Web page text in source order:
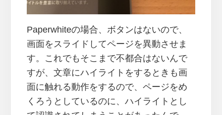
Paperwhiteの場合、ボタンはないので、
画面をスライドしてページを異動させま
す。これでもそこまで不都合はないんで
すが、文章にハイライトをするときも画
面に触れる動作をするので、ページをめ
くろうとしているのに、ハイライトとし